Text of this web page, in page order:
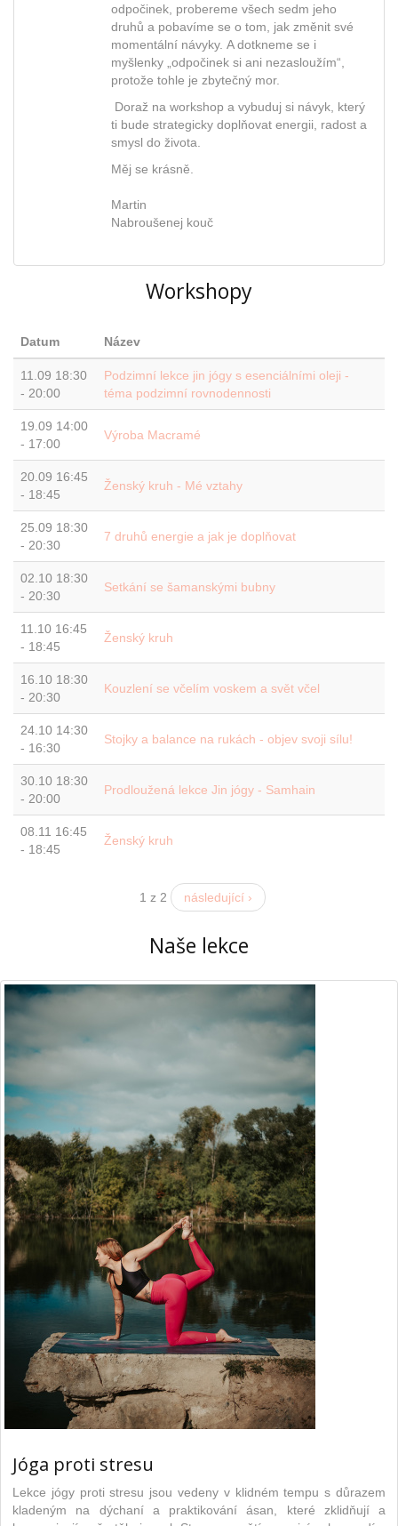
odpočinek, probereme všech sedm jeho
druhů a pobavíme se o tom, jak změnit své
momentální návyky. A dotkneme se i
myšlenky „odpočinek si ani nezasloužím“,
protože tohle je zbytečný mor.
Doraž na workshop a vybuduj si návyk, který
ti bude strategicky doplňovat energii, radost a
smysl do života.
Měj se krásně.
Martin
Nabroušenej kouč
Workshopy
Datum Název
11.09 18:30
- 20:00
Podzimní lekce jin jógy s esenciálními oleji -
téma podzimní rovnodennosti
19.09 14:00
- 17:00
Výroba Macramé
20.09 16:45
- 18:45
Ženský kruh - Mé vztahy
25.09 18:30
- 20:30
7 druhů energie a jak je doplňovat
02.10 18:30
- 20:30
Setkání se šamanskými bubny
11.10 16:45
- 18:45
Ženský kruh
16.10 18:30
- 20:30
Kouzlení se včelím voskem a svět včel
24.10 14:30
- 16:30
Stojky a balance na rukách - objev svoji sílu!
30.10 18:30
- 20:00
Prodloužená lekce Jin jógy - Samhain
08.11 16:45
- 18:45
Ženský kruh
1 z 2 následující ›
Naše lekce
Jóga proti stresu
Lekce jógy proti stresu jsou vedeny v klidném tempu s důrazem
kladeným na dýchaní a praktikování ásan, které zklidňují a